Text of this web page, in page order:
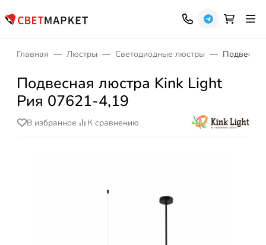
Главная Люстры Светодиодные люстры
Подвесная люстра Kink Light
Рия 07621-4,19
В избранное К сравнению